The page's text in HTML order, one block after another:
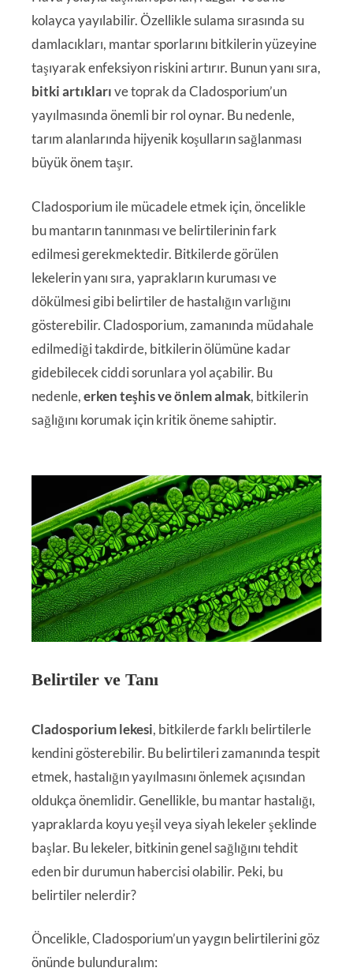
kolayca yayılabilir. Özellikle sulama sırasında su
damlacıkları, mantar sporlarını bitkilerin yüzeyine
taşıyarak enfeksiyon riskini artırır. Bunun yanı sıra,
bitki artıklarıve toprak da Cladosporium’un
yayılmasında önemli bir rol oynar. Bu nedenle,
tarım alanlarında hijyenik koşulların sağlanması
büyük önem taşır.
Cladosporium ile mücadele etmek için, öncelikle
bu mantarın tanınması ve belirtilerinin fark
edilmesi gerekmektedir. Bitkilerde görülen
lekelerin yanı sıra, yaprakların kuruması ve
dökülmesi gibi belirtiler de hastalığın varlığını
gösterebilir. Cladosporium, zamanında müdahale
edilmediği takdirde, bitkilerin ölümüne kadar
gidebilecek ciddi sorunlara yol açabilir. Bu
nedenle,erken teşhis ve önlem almak, bitkilerin
sağlığını korumak için kritik öneme sahiptir.
Belirtiler ve Tanı
Cladosporium lekesi, bitkilerde farklı belirtilerle
kendini gösterebilir. Bu belirtileri zamanında tespit
etmek, hastalığın yayılmasını önlemek açısından
oldukça önemlidir. Genellikle, bu mantar hastalığı,
yapraklarda koyu yeşil veya siyah lekeler şeklinde
başlar. Bu lekeler, bitkinin genel sağlığını tehdit
eden bir durumun habercisi olabilir. Peki, bu
belirtiler nelerdir?
Öncelikle, Cladosporium’un yaygın belirtilerini göz
önünde bulunduralım: